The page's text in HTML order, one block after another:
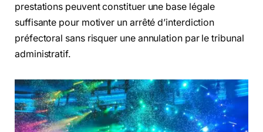
prestations peuvent constituer une base légale
suffisante pour motiver un arrêté d’interdiction
préfectoral sans risquer une annulation par le tribunal
administratif.